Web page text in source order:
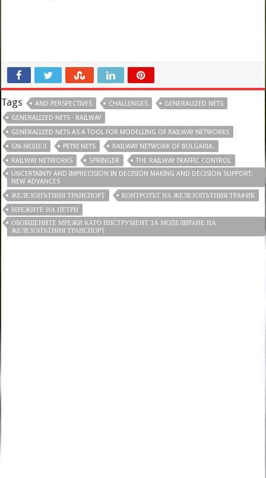
Tags AND PERSPECTIVES CHALLENGES
GENERALIZED NETS
GENERALIZED NETS · RAILWAY
GENERALIZED NETS AS A TOOL FOR MODELLING OF RAILWAY NETWORKS
GN-МОДЕЛ
PETRI NETS
RAILWAY NETWORK OF BULGARIA.
RAILWAY NETWORKS
SPRINGER
THE RAILWAY TRAFFIC CONTROL
UNCERTAINTY AND IMPRECISION IN DECISION MAKING AND DECISION SUPPORT:
NEW ADVANCES
ЖЕЛЕЗОПЪТНИЯ ТРАНСПОРТ
КОНТРОЛЪТ НА ЖЕЛЕЗОПЪТНИЯ ТРАФИК
МРЕЖИТЕ НА ПЕТРИ
ОБОБЩЕНИТЕ МРЕЖИ КАТО ИНСТРУМЕНТ ЗА МОДЕЛИРАНЕ НА
ЖЕЛЕЗОПЪТНИЯ ТРАНСПОРТ